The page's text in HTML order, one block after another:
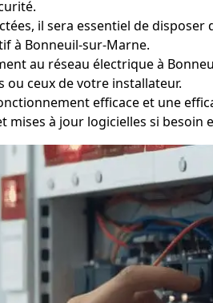
il sera essentiel de
à Bonneuil-sur-Marne.
au réseau électrique à
ceux de votre installateur.
efficace et une
à jour logicielles si besoin